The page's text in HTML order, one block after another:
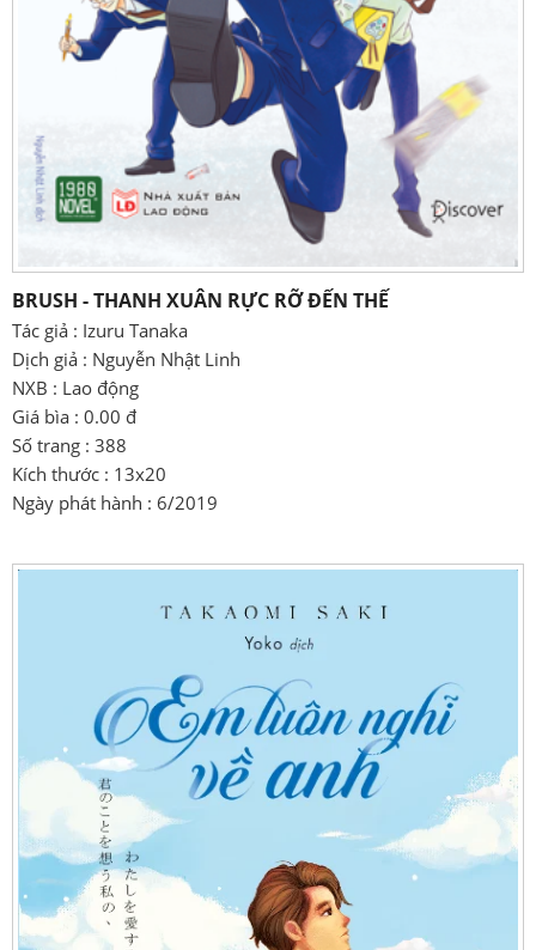
BRUSH - THANH XUÂN RỰC RỠ ĐẾN THẾ
Tác giả : Izuru Tanaka
Dịch giả : Nguyễn Nhật Linh
NXB : Lao động
Giá bìa : 0.00 đ
Số trang : 388
Kích thước : 13x20
Ngày phát hành : 6/2019